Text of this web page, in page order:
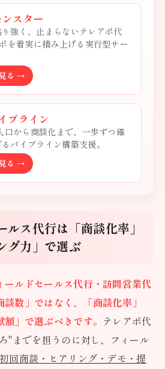
スター
強く、止まらないテレアポ代
を着実に積み上げる実行型サー
る →
プライン
口から商談化まで、一歩ずつ確
パイプライン構築支援。
る →
ルス代行は「商談化率」
グ力」で選ぶ
ルドセールス代行・訪問営業代
数」ではなく、「商談化率」
」で選ぶべきです。 テレアポ代
"までを担うのに対し、フィール
初回商談・ヒアリング・デモ・提